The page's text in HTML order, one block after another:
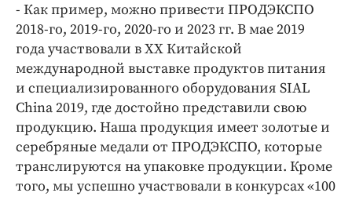
- Как пример, можно привести ПРОДЭКСПО
2018-го, 2019-го, 2020-го и 2023 гг. В мае 2019
года участвовали в ХХ Китайской
международной выставке продуктов питания
и специализированного оборудования SIAL
China 2019, где достойно представили свою
продукцию. Наша продукция имеет золотые и
серебряные медали от ПРОДЭКСПО, которые
транслируются на упаковке продукции. Кроме
того, мы успешно участвовали в конкурсах «100